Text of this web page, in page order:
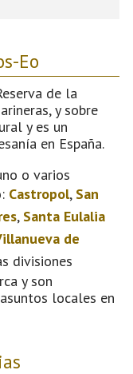
Eo
de la
y sobre
y es un
en España.
o varios
Castropol, San
, Santa Eulalia
de
divisiones
y son
locales en